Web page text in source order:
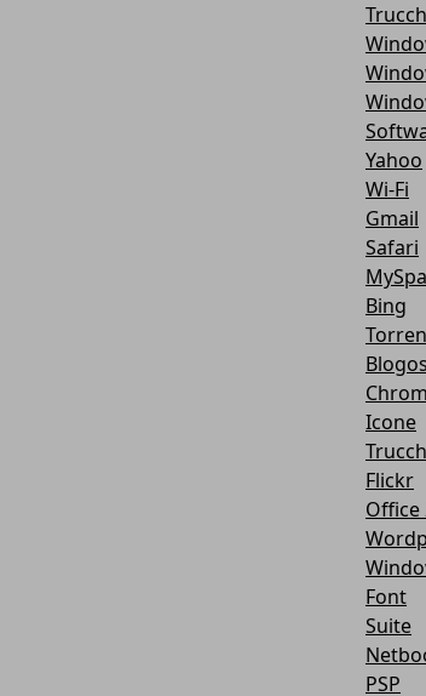
Yahoo
Wi-Fi
Gmail
Safari
Bing
Icone
Flickr
Office
Font
Suite
PSP